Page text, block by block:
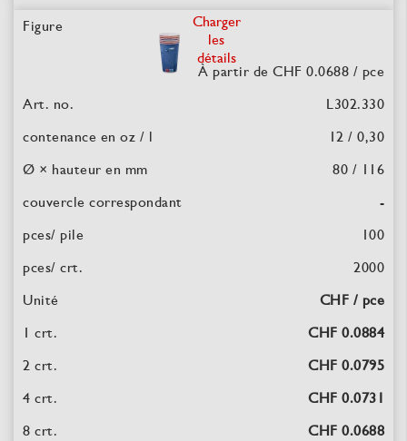
Charger
les
détails
À partir de CHF 0.0688 / pce
L302.330
12 / 0,30
80 / 116
-
100
2000
CHF / pce
CHF 0.0884
CHF 0.0795
CHF 0.0731
CHF 0.0688